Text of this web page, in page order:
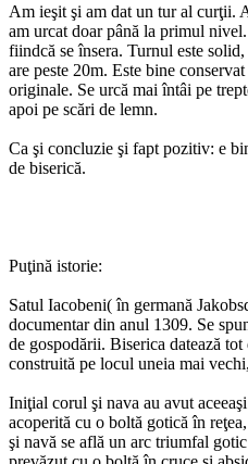
Am ieşit şi am dat un tur al curţii.
am urcat doar până la primul
fiindcă se însera. Turnul este
are peste 20m. Este bine
originale. Se urcă mai întâi pe
apoi pe scări de lemn.
Ca şi concluzie şi fapt pozitiv: e
de biserică.
Puţină istorie:
Satul Iacobeni( în germană
documentar din anul 1309. Se
de gospodării. Biserica datează
construită pe locul uneia mai
Iniţial corul şi nava au avut
acoperită cu o boltă gotică în
şi navă se află un arc triumfal